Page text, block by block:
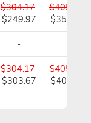
$304.17
$249.97
$405.56
$350.86
- -
$304.17
$303.67
$405.56
$404.56